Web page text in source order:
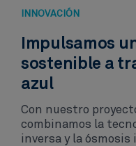
INNOVACIÓN​
Impulsamos
sostenible a
azul​
Con nuestro
combinamos la
inversa y la ósmosis